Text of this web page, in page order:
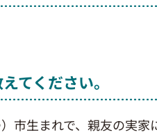
てください。
市生まれで、親友の実家